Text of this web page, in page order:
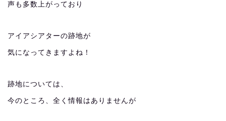
声も多数上がっており
アイアシアターの跡地が
気になってきますよね！
跡地については、
今のところ、全く情報はありませんが